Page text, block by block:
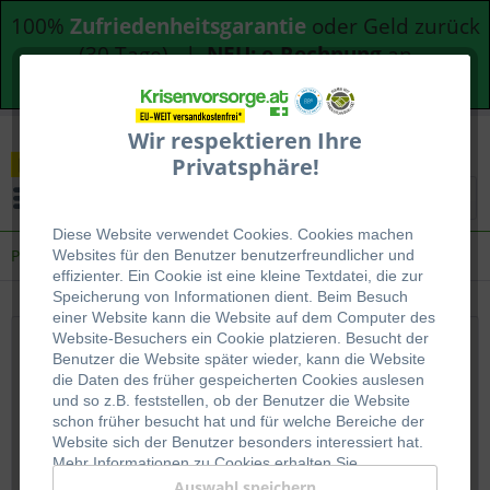
100% Zufriedenheitsgarantie oder Geld zurück
(30 Tage) |NEU: e-Rechnungan
Bundesdienststellen
Wir respektieren Ihre
Privatsphäre!
Diese Website verwendet Cookies. Cookies machen
Websites für den Benutzer benutzerfreundlicher und
effizienter. Ein Cookie ist eine kleine Textdatei, die zur
Speicherung von Informationen dient. Beim Besuch
einer Website kann die Website auf dem Computer des
Website-Besuchers ein Cookie platzieren. Besucht der
Benutzer die Website später wieder, kann die Website
die Daten des früher gespeicherten Cookies auslesen
und so z.B. feststellen, ob der Benutzer die Website
schon früher besucht hat und für welche Bereiche der
Website sich der Benutzer besonders interessiert hat.
Mehr Informationen zu Cookies erhalten Sie
Prepper Shop
Prepper Shop | Krisenvorsorge | Survival |
Langzeitnahrung
⚡ Blackout- und Stromausfall ✅ Langzeitnahrung
und Dosenbrot ⌚ Notrationen für die schnelle